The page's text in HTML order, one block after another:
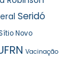
Seridó
Sítio Novo
Vacinação